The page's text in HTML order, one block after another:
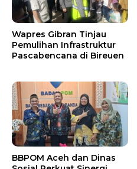
Wapres Gibran Tinjau
Pemulihan Infrastruktur
Pascabencana di Bireuen
BBPOM Aceh dan Dinas